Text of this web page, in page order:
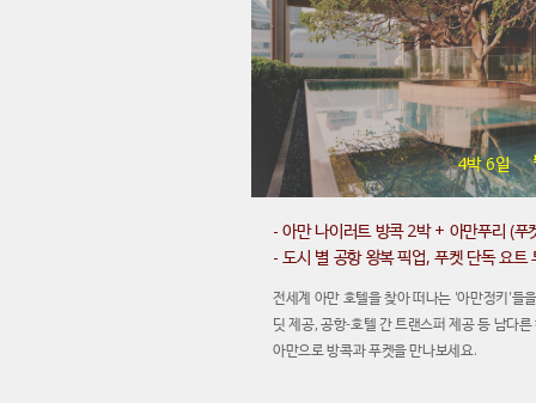
4박 6일
- 아만 나이러트 방콕 2박 + 아만푸리 (푸
- 도시 별 공항 왕복 픽업, 푸켓 단독 요트
전세계 아만 호텔을 찾아 떠나는 '아만정키'들
딧 제공, 공항-호텔 간 트랜스퍼 제공 등 남다
아만으로 방콕과 푸켓을 만나보세요.